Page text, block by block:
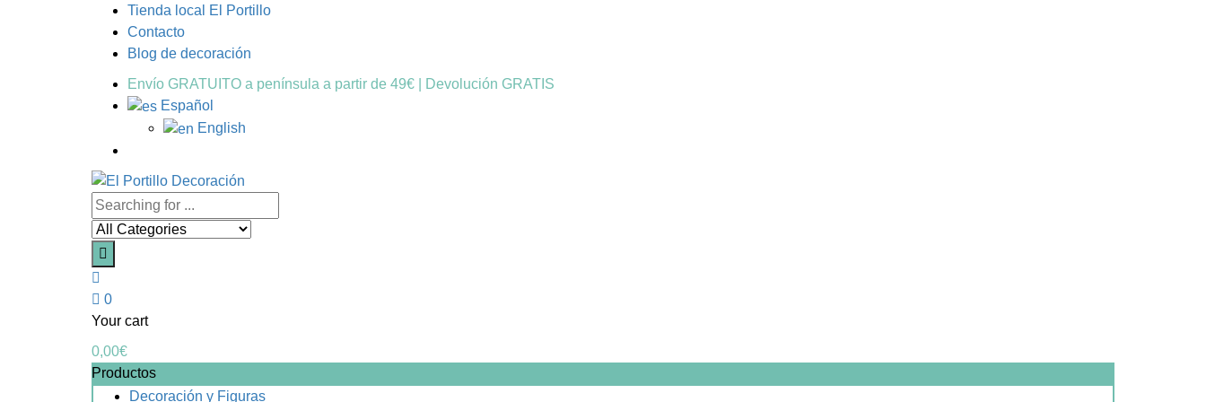
Tienda local El Portillo
Contacto
Blog de decoración
Envío GRATUITO a península a partir de 49€ | Devolución GRATIS
Español
English
0
Your cart
0,00€
Productos
Decoración y Figuras